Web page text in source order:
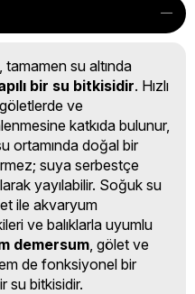
, tamamen su altında
bir su bitkisidir. Hızlı
ve
katkıda bulunur,
ortamında doğal bir
suya serbestçe
yayılabilir. Soğuk su
ile akvaryum
ve balıklarla uyumlu
demersum , gölet ve
de fonksiyonel bir
su bitkisidir.